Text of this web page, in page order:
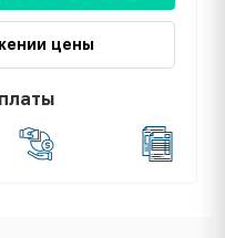
цены